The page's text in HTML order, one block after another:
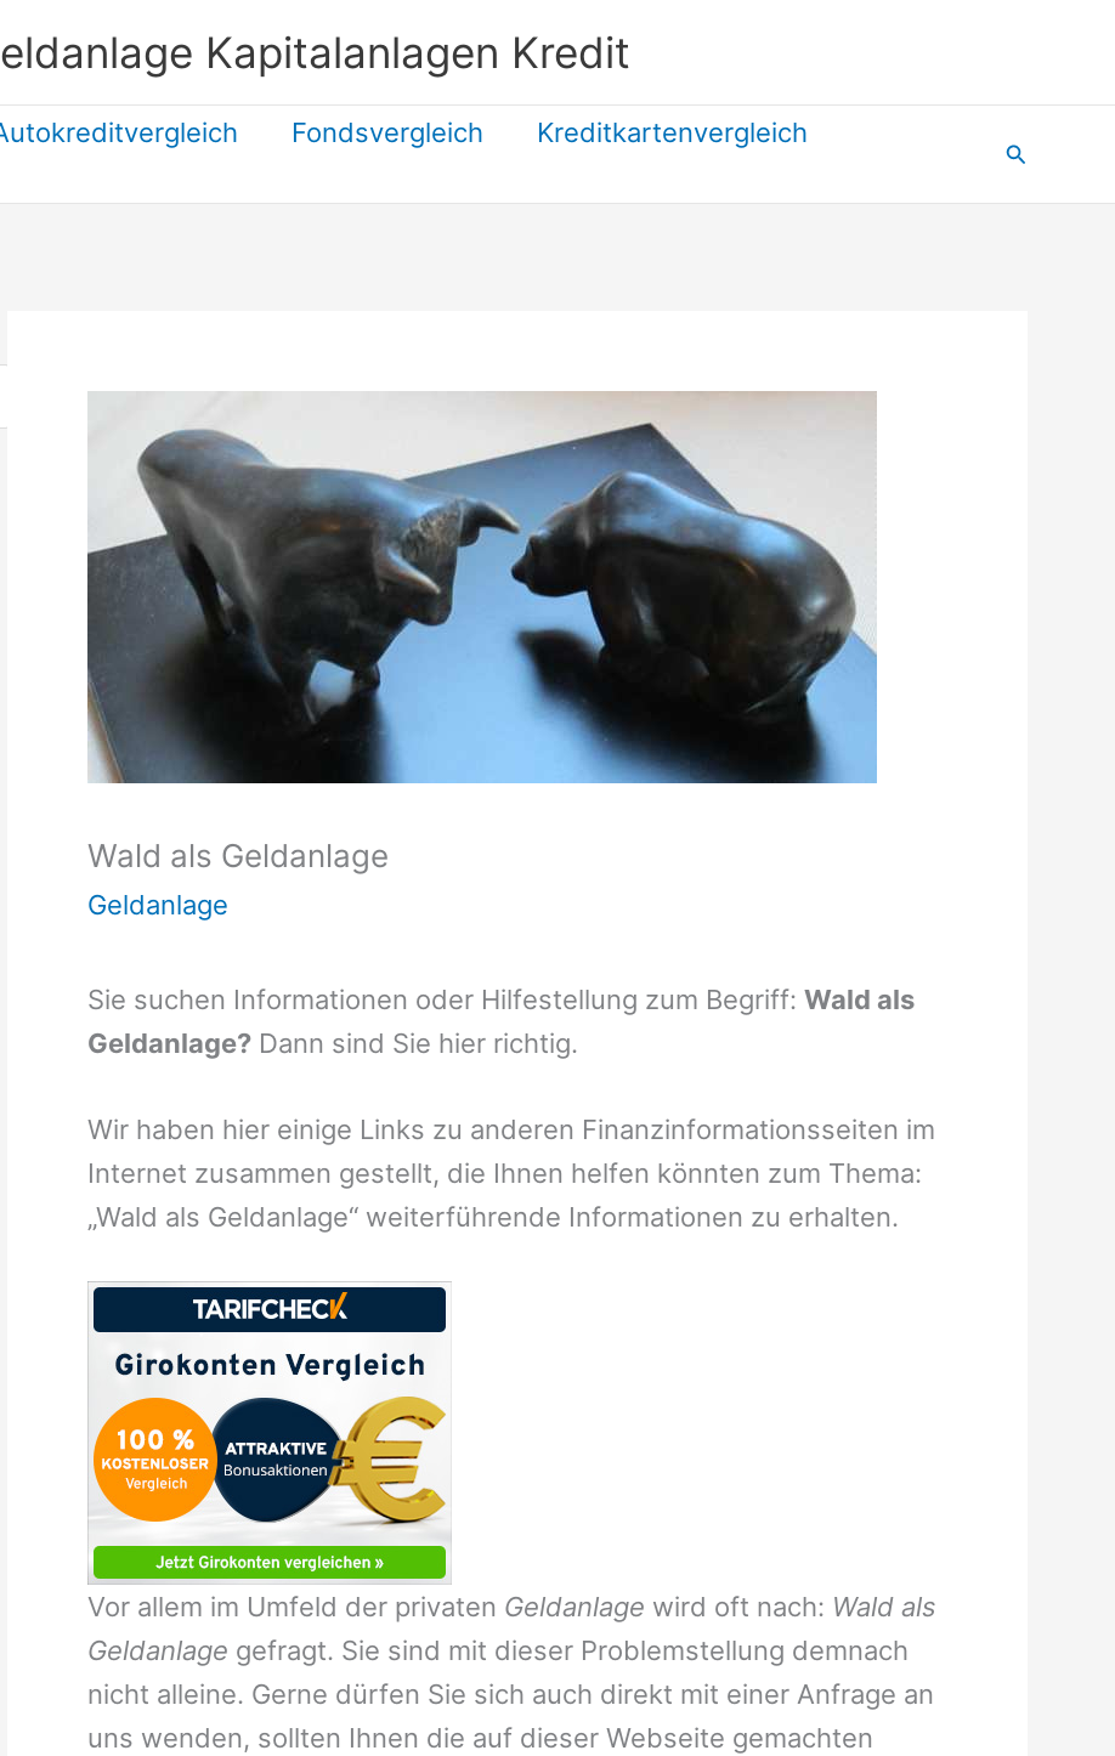
Kapitalanlagen Kredit
Fondsvergleich
Kreditkartenvergleich
Suchen
Suchen
Wald als Geldanlage
Geldanlage
Sie suchen Informationen oder Hilfestellung zum Begriff: Wald als
Geldanlage? Dann sind Sie hier richtig.
Wir haben hier einige Links zu anderen Finanzinformationsseiten im
Internet zusammen gestellt, die Ihnen helfen könnten zum Thema:
„Wald als Geldanlage“ weiterführende Informationen zu erhalten.
Vor allem im Umfeld der privaten Geldanlage wird oft nach: Wald als
Geldanlage gefragt. Sie sind mit dieser Problemstellung demnach
nicht alleine. Gerne dürfen Sie sich auch direkt mit einer Anfrage an
uns wenden, sollten Ihnen die auf dieser Webseite gemachten